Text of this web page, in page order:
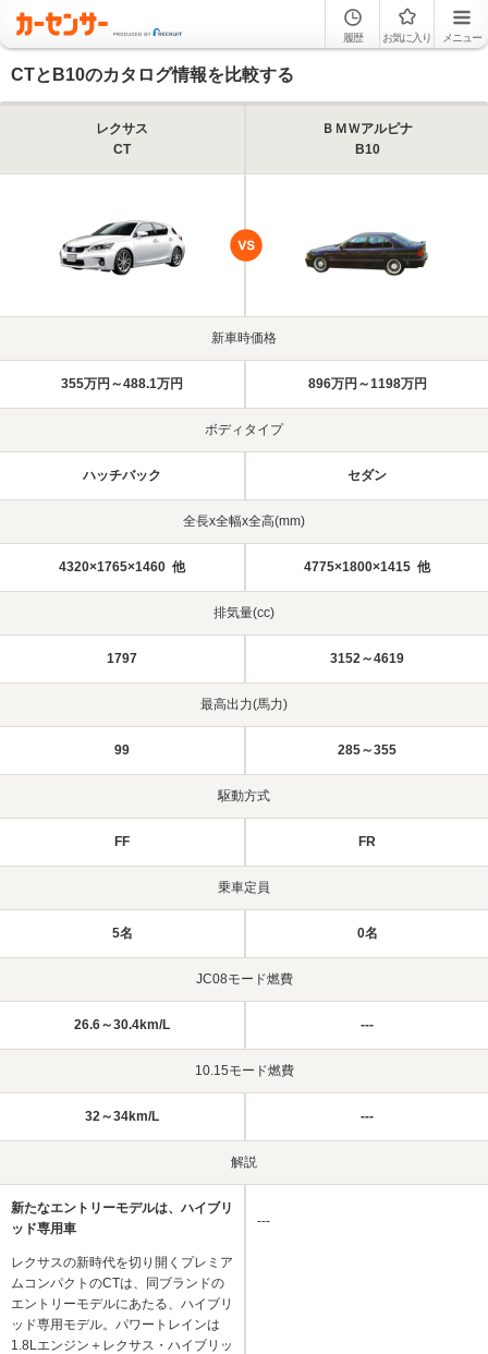
履歴 お気に入り メニュー
CTとB10のカタログ情報を比較する
レクサス
CT
ＢＭＷアルピナ
B10
新車時価格
355万円～488.1万円 896万円～1198万円
ボディタイプ
ハッチバック セダン
全長x全幅x全高(mm)
4320×1765×1460 他 4775×1800×1415 他
排気量(cc)
1797 3152～4619
最高出力(馬力)
99 285～355
駆動方式
FF FR
乗車定員
5名 0名
JC08モード燃費
26.6～30.4km/L ---
10.15モード燃費
32～34km/L ---
解説
新たなエントリーモデルは、ハイブリ
ッド専用車
レクサスの新時代を切り開くプレミア
ムコンパクトのCTは、同ブランドの
エントリーモデルにあたる、ハイブリ
ッド専用モデル。パワートレインは
1.8Lエンジン＋レクサス・ハイブリッ
---